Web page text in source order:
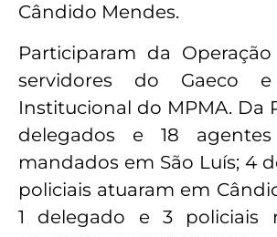
Cândido Mendes.
Participaram da Operação
servidores do Gaeco e
Institucional do MPMA. Da
delegados e 18
mandados em São Luís; 4
policiais atuaram em
1 delegado e 3 policiais